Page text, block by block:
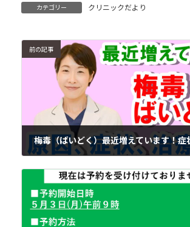
カテゴリー クリニックだより
前の記事